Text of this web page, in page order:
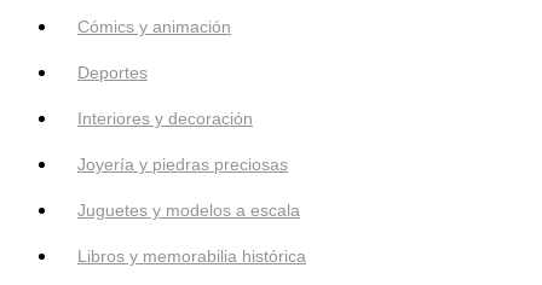
Cómics y animación
Deportes
Interiores y decoración
Joyería y piedras preciosas
Juguetes y modelos a escala
Libros y memorabilia histórica